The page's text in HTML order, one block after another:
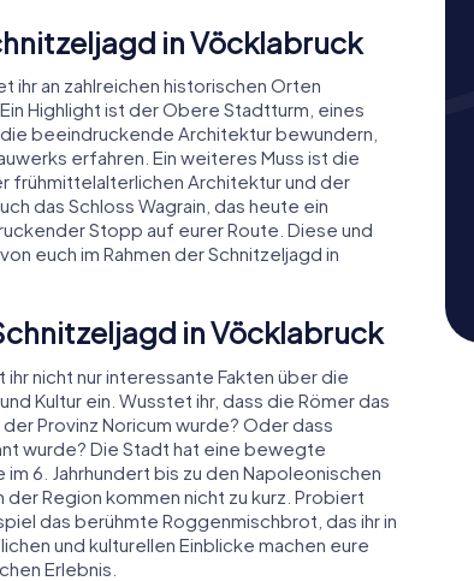
in Vöcklabruck
ihr an zahlreichen historischen Orten
Highlight ist der Obere Stadtturm, eines
beeindruckende Architektur bewundern,
erfahren. Ein weiteres Muss ist die
frühmittelalterlichen Architektur und der
das Schloss Wagrain, das heute ein
Stopp auf eurer Route. Diese und
euch im Rahmen der Schnitzeljagd in
in Vöcklabruck
nicht nur interessante Fakten über die
Kultur ein. Wusstet ihr, dass die Römer das
Provinz Noricum wurde? Oder dass
wurde? Die Stadt hat eine bewegte
6. Jahrhundert bis zu den Napoleonischen
Region kommen nicht zu kurz. Probiert
das berühmte Roggenmischbrot, das ihr in
und kulturellen Einblicke machen eure
Erlebnis.